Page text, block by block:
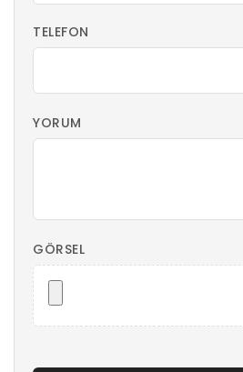
TELEFON
YORUM
GÖRSEL